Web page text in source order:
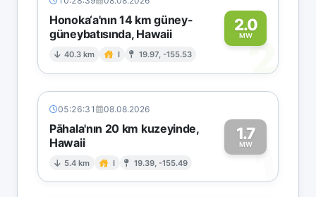
Honoka‘a'nın 14 km güney-
güneybatısında, Hawaii
40.3 km I 19.97, -155.53
2.0
MW
2
05:26:31 08.08.2026
Pāhala'nın 20 km kuzeyinde,
Hawaii
5.4 km I 19.39, -155.49
1.7
MW1